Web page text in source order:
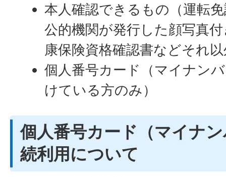
本人確認できるもの（運転
公的機関が発行した顔写真
康保険資格確認書などそれ
個人番号カード（マイナン
けている方のみ）
個人番号カード（マイナ
続利用について